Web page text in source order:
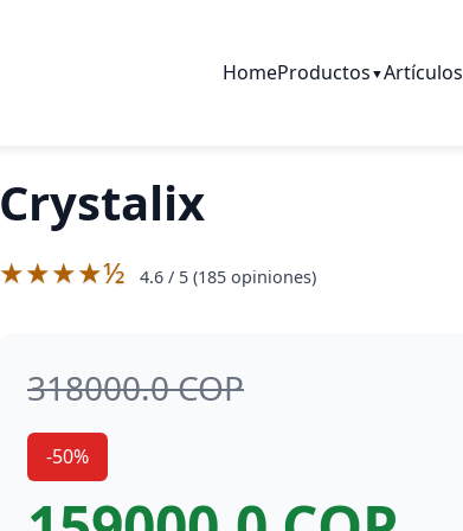
HomeProductos ▼Artículos
Crystalix
★★★★½ 4.6 / 5 (185 opiniones)
318000.0 COP
-50%